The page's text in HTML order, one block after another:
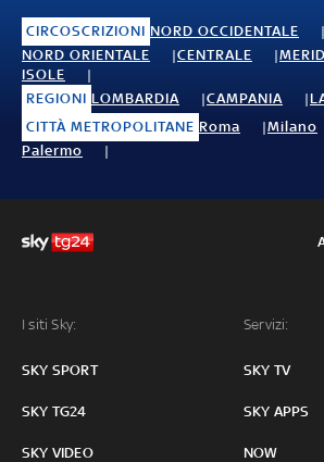
CIRCOSCRIZIONI NORD OCCIDENTALE
NORD ORIENTALE
CENTRALE
ISOLE
REGIONI LOMBARDIA CAMPANIA
CITTÀ METROPOLITANE Roma Milano
Palermo
I siti Sky:
SKY SPORT
SKY TG24
SKY VIDEO
Servizi:
SKY TV
SKY APPS
NOW